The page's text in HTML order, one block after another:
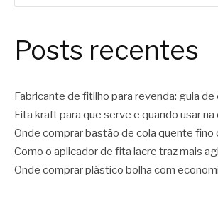
Posts recentes
Fabricante de fitilho para revenda: guia de
Fita kraft para que serve e quando usar
Onde comprar bastão de cola quente fino
Como o aplicador de fita lacre traz mais
Onde comprar plástico bolha com